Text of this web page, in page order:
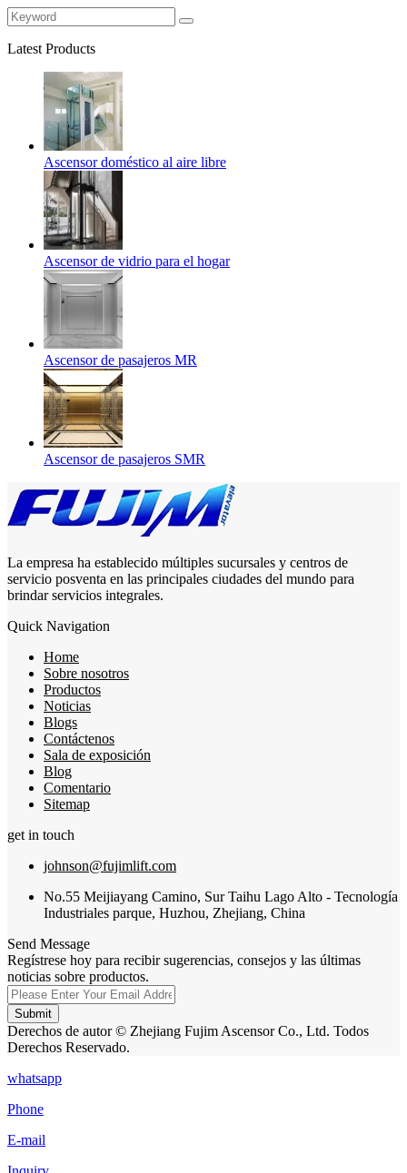
Latest Products
Ascensor doméstico al aire libre
Ascensor de vidrio para el hogar
Ascensor de pasajeros MR
Ascensor de pasajeros SMR
La empresa ha establecido múltiples sucursales y centros de
servicio posventa en las principales ciudades del mundo para
brindar servicios integrales.
Quick Navigation
Home
Sobre nosotros
Productos
Noticias
Blogs
Contáctenos
Sala de exposición
Blog
Comentario
Sitemap
get in touch
johnson@fujimlift.com
No.55 Meijiayang Camino, Sur Taihu Lago Alto - Tecnología
Industriales parque, Huzhou, Zhejiang, China
Send Message
Regístrese hoy para recibir sugerencias, consejos y las últimas
noticias sobre productos.
Submit
Derechos de autor © Zhejiang Fujim Ascensor Co., Ltd. Todos
Derechos Reservado.
whatsapp
Phone
E-mail